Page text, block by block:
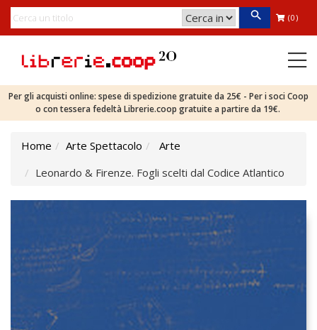
(0)
Per gli acquisti online: spese di spedizione gratuite da 25€ - Per i soci Coop
o con tessera fedeltà Librerie.coop gratuite a partire da 19€.
Home Arte Spettacolo
Arte
Leonardo & Firenze. Fogli scelti dal Codice Atlantico